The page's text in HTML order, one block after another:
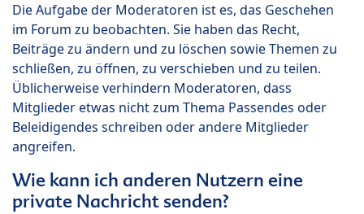
Die Aufgabe der Moderatoren ist es, das Geschehen
im Forum zu beobachten. Sie haben das Recht,
Beiträge zu ändern und zu löschen sowie Themen zu
schließen, zu öffnen, zu verschieben und zu teilen.
Üblicherweise verhindern Moderatoren, dass
Mitglieder etwas nicht zum Thema Passendes oder
Beleidigendes schreiben oder andere Mitglieder
angreifen.
Wie kann ich anderen Nutzern eine
private Nachricht senden?